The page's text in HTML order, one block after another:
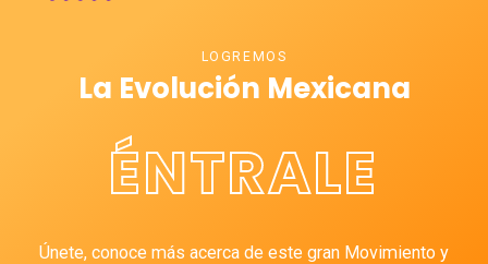
LOGREMOS
La Evolución Mexicana
ÉNTRALE
Únete, conoce más acerca de este gran Movimiento y